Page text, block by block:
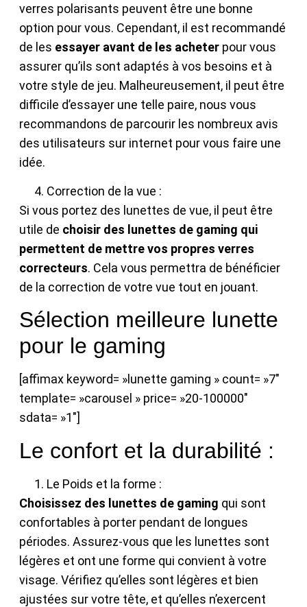
verres polarisants peuvent être une bonne
option pour vous. Cependant, il est recommandé
de les essayer avant de les acheter pour vous
assurer qu’ils sont adaptés à vos besoins et à
votre style de jeu. Malheureusement, il peut être
difficile d’essayer une telle paire, nous vous
recommandons de parcourir les nombreux avis
des utilisateurs sur internet pour vous faire une
idée.
Correction de la vue :
Si vous portez des lunettes de vue, il peut être
utile de choisir des lunettes de gaming qui
permettent de mettre vos propres verres
correcteurs. Cela vous permettra de bénéficier
de la correction de votre vue tout en jouant.
Sélection meilleure lunette
pour le gaming
[affimax keyword= »lunette gaming » count= »7″
template= »carousel » price= »20-100000″
sdata= »1″]
Le confort et la durabilité :
Le Poids et la forme :
Choisissez des lunettes de gaming qui sont
confortables à porter pendant de longues
périodes. Assurez-vous que les lunettes sont
légères et ont une forme qui convient à votre
visage. Vérifiez qu’elles sont légères et bien
ajustées sur votre tête, et qu’elles n’exercent